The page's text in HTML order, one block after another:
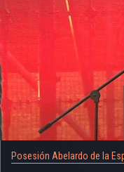
Posesión Abelardo de la